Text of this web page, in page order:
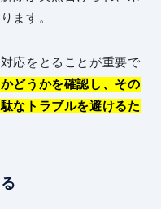
ます。
応をとることが重要で
どうかを確認し、その
なトラブルを避けるた